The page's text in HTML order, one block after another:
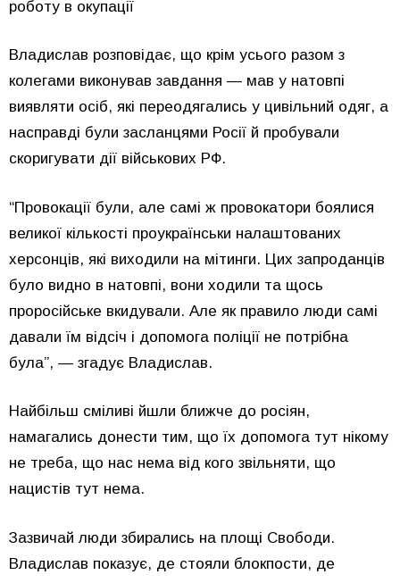
роботу в окупації
Владислав розповідає, що крім усього разом з
колегами виконував завдання — мав у натовпі
виявляти осіб, які переодягались у цивільний одяг, а
насправді були засланцями Росії й пробували
скоригувати дії військових РФ.
“Провокації були, але самі ж провокатори боялися
великої кількості проукраїнськи налаштованих
херсонців, які виходили на мітинги. Цих запроданців
було видно в натовпі, вони ходили та щось
проросійське вкидували. Але як правило люди самі
давали їм відсіч і допомога поліції не потрібна
була”, — згадує Владислав.
Найбільш сміливі йшли ближче до росіян,
намагались донести тим, що їх допомога тут нікому
не треба, що нас нема від кого звільняти, що
нацистів тут нема.
Зазвичай люди збирались на площі Свободи.
Владислав показує, де стояли блокпости, де